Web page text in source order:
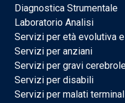
Diagnostica Strumentale
Laboratorio Analisi
Servizi per età evolutiva
Servizi per anziani
Servizi per gravi
Servizi per disabili
Servizi per malati